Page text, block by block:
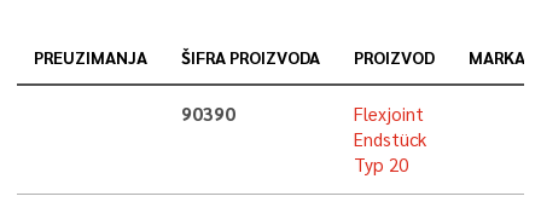
PREUZIMANJA ŠIFRA PROIZVODA PROIZVOD MARKA
90390
Flexjoint
Endstück
Typ 20